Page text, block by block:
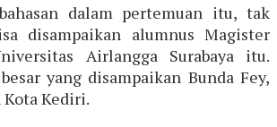
dalam pertemuan itu, tak
disampaikan alumnus Magister
Airlangga Surabaya itu.
yang disampaikan Bunda Fey,
Kediri.